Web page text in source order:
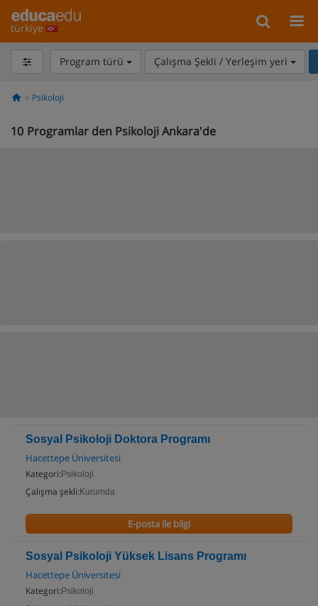
türkiye
Program türü Çalışma Şekli / Yerleşim yeri
Psikoloji
10 Programlar den Psikoloji Ankara'de
Sosyal Psikoloji Doktora Programı
Hacettepe Üniversitesi
Kategori: Psikoloji
Çalışma şekli: Kurumda
E-posta ile bilgi
Sosyal Psikoloji Yüksek Lisans Programı
Hacettepe Üniversitesi
Kategori: Psikoloji